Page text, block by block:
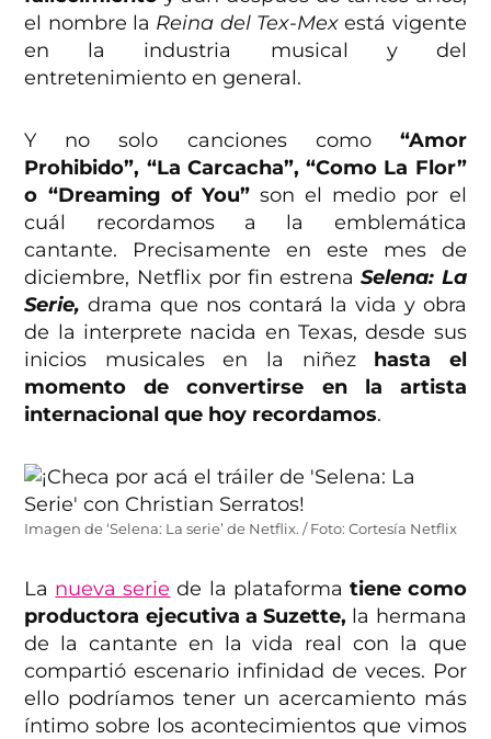
el nombre la Reina del Tex-Mexestá vigente
en la industria musical y del
entretenimiento en general.
Y no solo canciones como“Amor
Prohibido”, “La Carcacha”, “Como La Flor”
o “Dreaming of You”son el medio por el
cuál recordamos a la emblemática
cantante. Precisamente en este mes de
diciembre, Netflix por fin estrenaSelena: La
Serie, drama que nos contará la vida y obra
de la interprete nacida en Texas, desde sus
inicios musicales en la niñezhasta el
momento de convertirse en la artista
internacional que hoy recordamos.
Imagen de ‘Selena: La serie’ de Netflix. / Foto: Cortesía Netflix
La nueva serie de la plataforma tiene como
productora ejecutiva a Suzette, la hermana
de la cantante en la vida real con la que
compartió escenario infinidad de veces. Por
ello podríamos tener un acercamiento más
íntimo sobre los acontecimientos que vimos